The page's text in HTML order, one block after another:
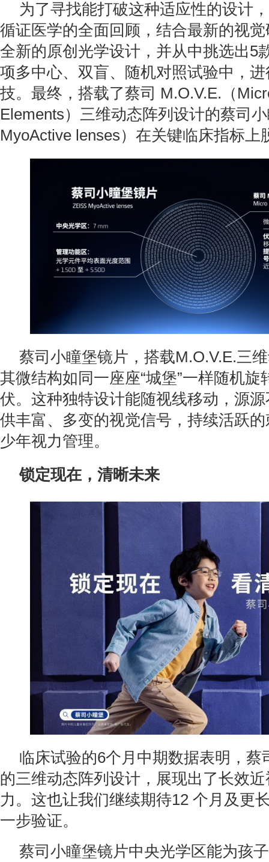
为了寻找能打破这种适应性的设计
循证医学的全面回顾，结合最新的视
全新的原创光学设计，并从中挑选出5
项多中心、双盲、随机对照试验中，进
技。最终，搭载了蔡司 M.O.V.E.（
Elements）三维动态阵列设计的蔡司
MyoActive lenses）在关键临床指标上
蔡司小瞳堡镜片，搭载M.O.V.E.三
其微结构如同一座座“城堡”一样随机旋
伏。这种独特设计能随视线移动，源
供丰富、多变的视觉信号，持续活跃
少年视力管理。
锁定现在，清晰未来
临床试验的6个月中期数据表明，蔡
的三维动态阵列设计，展现出了长效
力。这也让我们继续期待12 个月及更
一步验证。
蔡司小瞳堡镜片中央光学区能为孩